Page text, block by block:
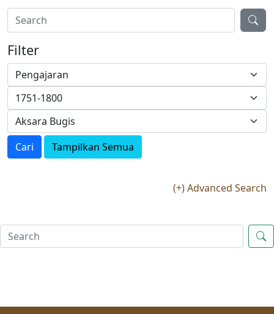
Filter
Cari Tampilkan Semua
(+) Advanced Search